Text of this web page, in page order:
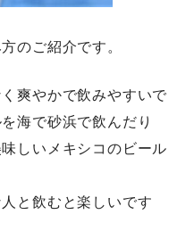
のご紹介です。
爽やかで飲みやすいで
海で砂浜で飲んだり
しいメキシコのビール
と飲むと楽しいです